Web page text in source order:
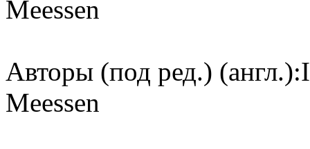
Meessen
Авторы (под ред.) (англ.):
Meessen